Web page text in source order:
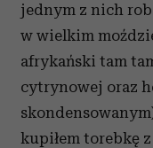
jednym z nich
w wielkim
afrykański tam
cytrynowej oraz
kupiłem torebkę